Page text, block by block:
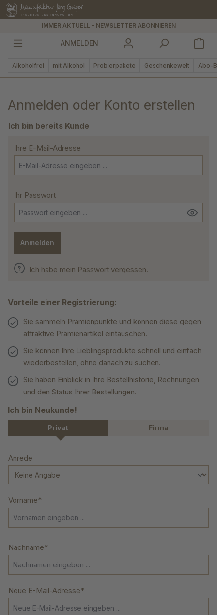
springen
IMMER AKTUELL - NEWSLETTER ABONNIEREN
ANMELDEN
Alkoholfrei mit Alkohol Probierpakete Geschenkewelt Abo-
Anmelden oder Konto erstellen
Ich bin bereits Kunde
Ihre E-Mail-Adresse
Ihr Passwort
Anmelden
Ich habe mein Passwort vergessen.
Vorteile einer Registrierung:
Sie sammeln Prämienpunkte und können diese gegen
attraktive Prämienartikel eintauschen.
Sie können Ihre Lieblingsprodukte schnell und einfach
wiederbestellen, ohne danach zu suchen.
Sie haben Einblick in Ihre Bestellhistorie, Rechnungen
und den Status Ihrer Bestellungen.
Ich bin Neukunde!
Privat Firma
Persönliche Informationen
Anrede
Vorname*
Nachname*
Neue E-Mail-Adresse*